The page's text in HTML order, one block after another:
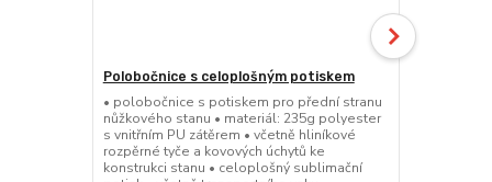
Polobočnice s celoplošným potiskem
• polobočnice s potiskem pro přední stranu
nůžkového stanu • materiál: 235g polyester
s vnitřním PU zátěrem • včetně hliníkové
rozpěrné tyče a kovových úchytů ke
konstrukci stanu • celoplošný sublimační